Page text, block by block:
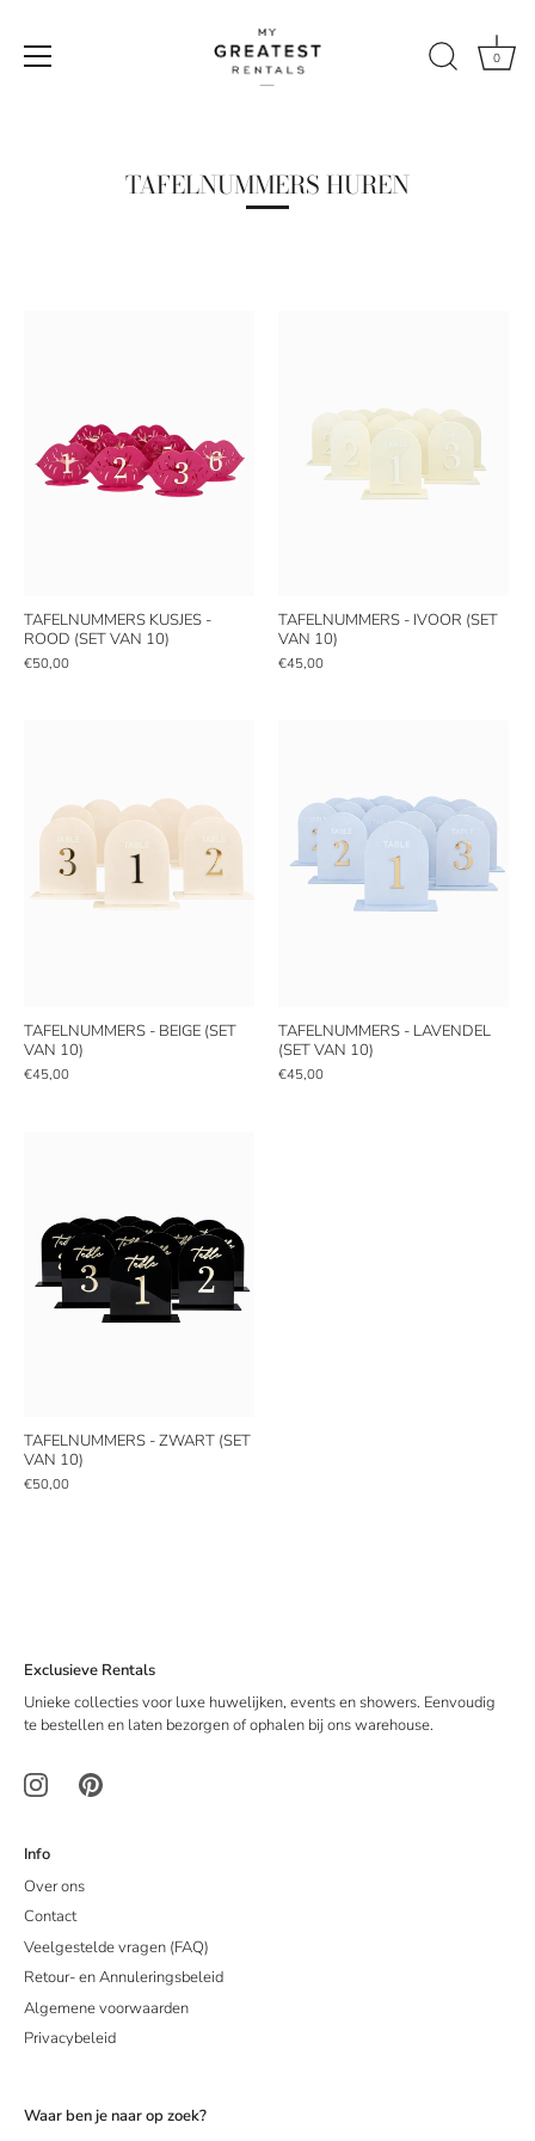
0
TAFELNUMMERS HUREN
TAFELNUMMERS KUSJES -
ROOD (SET VAN 10)
€50,00
TAFELNUMMERS - IVOOR (SET
VAN 10)
€45,00
TAFELNUMMERS - BEIGE (SET
VAN 10)
€45,00
TAFELNUMMERS - LAVENDEL
(SET VAN 10)
€45,00
TAFELNUMMERS - ZWART (SET
VAN 10)
€50,00
Exclusieve Rentals
Unieke collecties voor luxe huwelijken, events en showers. Eenvoudig
te bestellen en laten bezorgen of ophalen bij ons warehouse.
Info
Over ons
Contact
Veelgestelde vragen (FAQ)
Retour- en Annuleringsbeleid
Algemene voorwaarden
Privacybeleid
Waar ben je naar op zoek?